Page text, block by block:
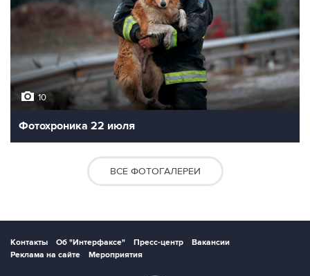
10
Фотохроника 22 июля
ВСЕ ФОТОГАЛЕРЕИ
Контакты Об "Интерфаксе" Пресс-центр
Вакансии
Реклама на сайте
Мероприятия